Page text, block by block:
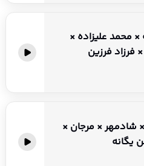
محمد علیزاده ×
فرزاد فرزین
شادمهر × مرجان ×
یگانه